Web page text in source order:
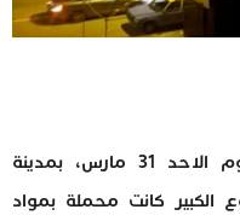
وقعت حادثة سير خطيرة مساء يوم الاحد 31 مارس، بمدينة
الكبير كانت محملة بمواد